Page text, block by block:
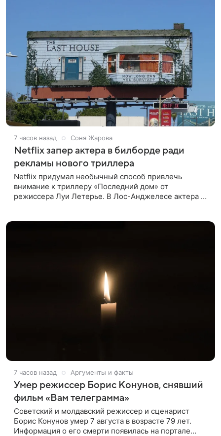
7 часов назад Соня Жарова
Netflix запер актера в билборде ради
рекламы нового триллера
Netflix придумал необычный способ привлечь
внимание к триллеру «Последний дом» от
режиссера Луи Летерье. В Лос-Анджелесе актера на
7 часов назад Аргументы и факты
Умер режиссер Борис Конунов, снявший
фильм «Вам телеграмма»
Советский и молдавский режиссер и сценарист
Борис Конунов умер 7 августа в возрасте 79 лет.
Информация о его смерти появилась на портале